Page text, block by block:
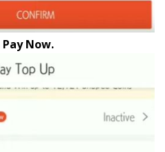
Pay Now.